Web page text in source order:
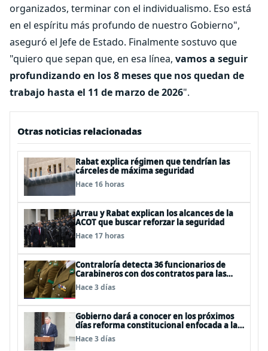
organizados, terminar con el individualismo. Eso está
en el espíritu más profundo de nuestro Gobierno",
aseguró el Jefe de Estado. Finalmente sostuvo que
"quiero que sepan que, en esa línea, vamos a seguir
profundizando en los 8 meses que nos quedan de
trabajo hasta el 11 de marzo de 2026".
Otras noticias relacionadas
Rabat explica régimen que tendrían las
cárceles de máxima seguridad
Hace 16 horas
Arrau y Rabat explican los alcances de la
ACOT que buscar reforzar la seguridad
Hace 17 horas
Contraloría detecta 36 funcionarios de
Carabineros con dos contratos para las
mismas funciones
Hace 3 días
Gobierno dará a conocer en los próximos
días reforma constitucional enfocada a la
seguridad
Hace 3 días